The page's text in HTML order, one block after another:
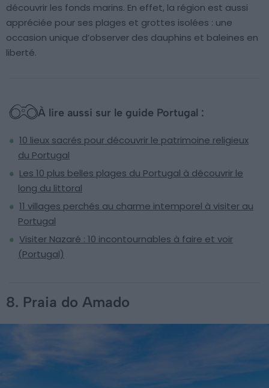
découvrir les fonds marins. En effet, la région est aussi
appréciée pour ses plages et grottes isolées : une
occasion unique d’observer des dauphins et baleines en
liberté.
À lire aussi sur le guide Portugal :
10 lieux sacrés pour découvrir le patrimoine religieux
du Portugal
Les 10 plus belles plages du Portugal à découvrir le
long du littoral
11 villages perchés au charme intemporel à visiter au
Portugal
Visiter Nazaré : 10 incontournables à faire et voir
(Portugal)
8. Praia do Amado